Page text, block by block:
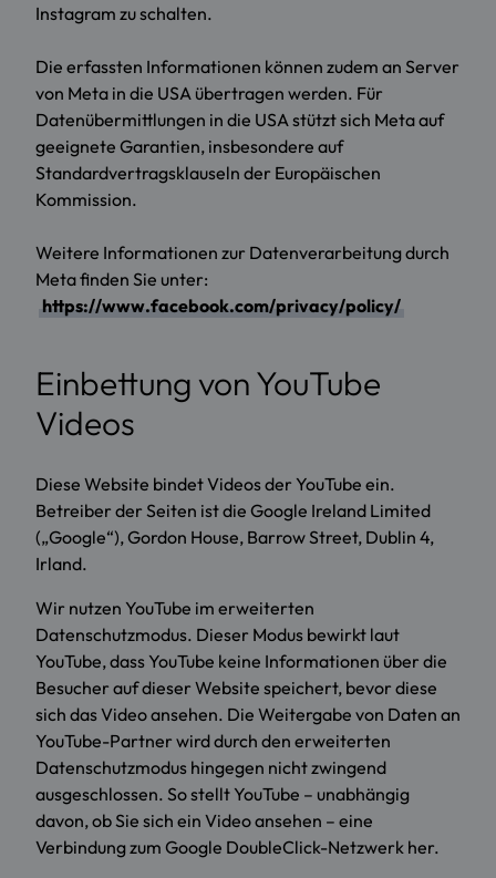
Instagram zu schalten.
Die erfassten Informationen können zudem an Server
von Meta in die USA übertragen werden. Für
Datenübermittlungen in die USA stützt sich Meta auf
geeignete Garantien, insbesondere auf
Standardvertragsklauseln der Europäischen
Kommission.
Weitere Informationen zur Datenverarbeitung durch
Meta finden Sie unter:
https://www.facebook.com/privacy/policy/
Einbettung von YouTube
Videos
Diese Website bindet Videos der YouTube ein.
Betreiber der Seiten ist die Google Ireland Limited
(„Google“), Gordon House, Barrow Street, Dublin 4,
Irland.
Wir nutzen YouTube im erweiterten
Datenschutzmodus. Dieser Modus bewirkt laut
YouTube, dass YouTube keine Informationen über die
Besucher auf dieser Website speichert, bevor diese
sich das Video ansehen. Die Weitergabe von Daten an
YouTube-Partner wird durch den erweiterten
Datenschutzmodus hingegen nicht zwingend
ausgeschlossen. So stellt YouTube – unabhängig
davon, ob Sie sich ein Video ansehen – eine
Verbindung zum Google DoubleClick-Netzwerk her.